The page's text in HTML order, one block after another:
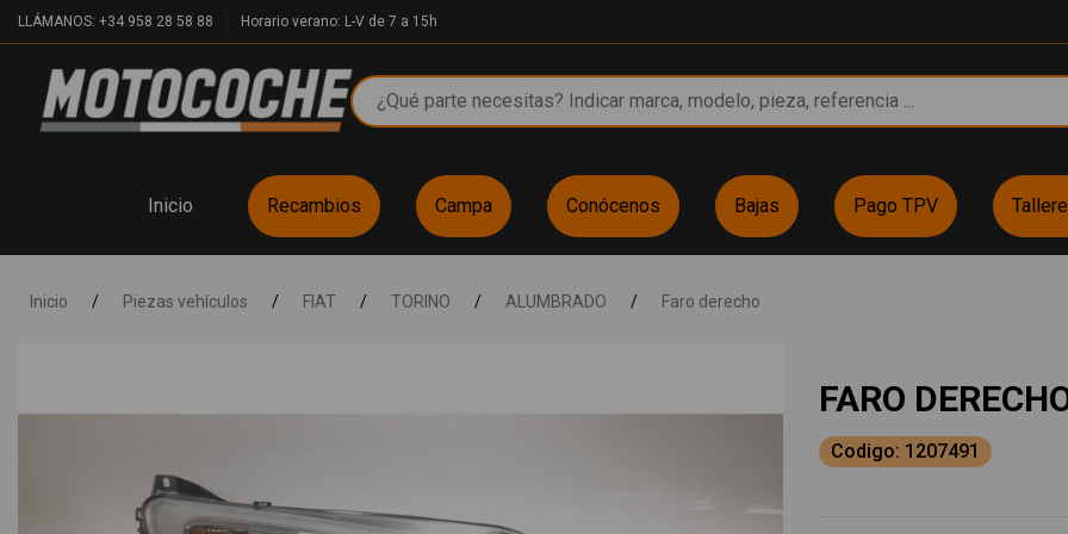
LLÁMANOS: +34 958 28 58 88 Horario verano: L-V de 7 a 15h
Inicio Recambios Campa Conócenos Bajas Pago TPV
Inicio / Piezas vehículos / FIAT / TORINO / ALUMBRADO / Faro derecho
FARO
Codigo: 1207491